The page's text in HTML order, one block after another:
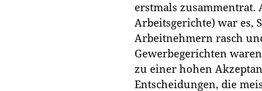
erstmals zusammentrat.
Arbeitsgerichte) war es,
Arbeitnehmern rasch
Gewerbegerichten
zu einer hohen
Entscheidungen, die